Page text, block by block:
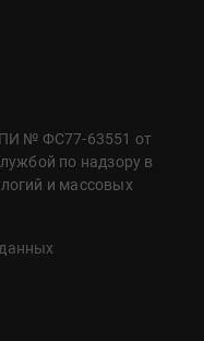
ПИ № ФС77-63551 от
по надзору в
и массовых